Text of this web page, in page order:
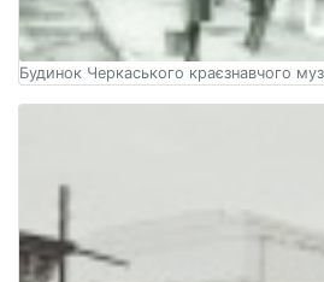
Будинок Черкаського краєзнавчого